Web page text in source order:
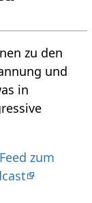
zu den
und
in
zum